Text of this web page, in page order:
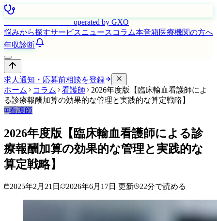
operated by GXO
悩みから探すサービスニュース コラム本音箱医療機関の方へ
年収診断
求人通知・応募前相談を登録
ホーム
コラム 看護師
2026年度版【臨床輸血看護師によ
る診療報酬加算の効果的な管理と実践的な算定戦略】
看護師
2026年度版【臨床輸血看護師による診
療報酬加算の効果的な管理と実践的な
算定戦略】
2025年2月21日 2026年6月17日 更新 22分で読める